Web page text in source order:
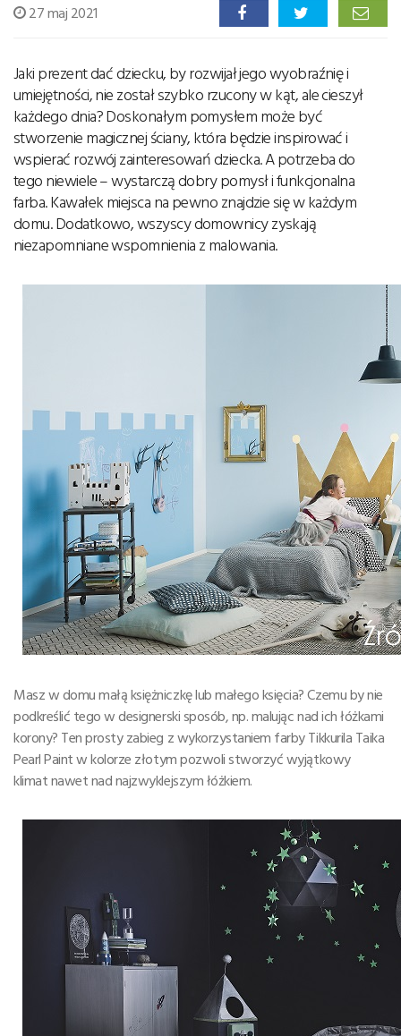
27 maj 2021
Jaki prezent dać dziecku, by rozwijał jego wyobraźnię i
umiejętności, nie został szybko rzucony w kąt, ale cieszył
każdego dnia? Doskonałym pomysłem może być
stworzenie magicznej ściany, która będzie inspirować i
wspierać rozwój zainteresowań dziecka. A potrzeba do
tego niewiele – wystarczą dobry pomysł i funkcjonalna
farba. Kawałek miejsca na pewno znajdzie się w każdym
domu. Dodatkowo, wszyscy domownicy zyskają
niezapomniane wspomnienia z malowania.
Masz w domu małą księżniczkę lub małego księcia? Czemu by nie
podkreślić tego w designerski sposób, np. malując nad ich łóżkami
korony? Ten prosty zabieg z wykorzystaniem farby Tikkurila Taika
Pearl Paint w kolorze złotym pozwoli stworzyć wyjątkowy
klimat nawet nad najzwyklejszym łóżkiem.